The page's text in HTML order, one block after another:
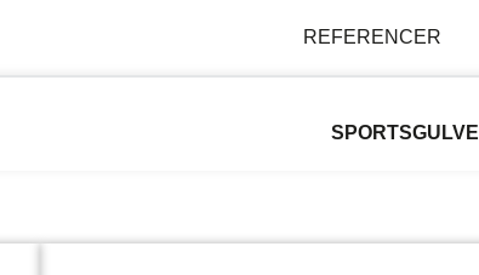
REFERENCER
SPORTSGULVE